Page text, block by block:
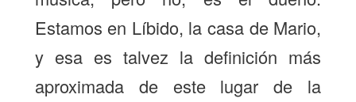
Estamos en Líbido, la casa de Mario,
y esa es talvez la definición más
aproximada de este lugar de la